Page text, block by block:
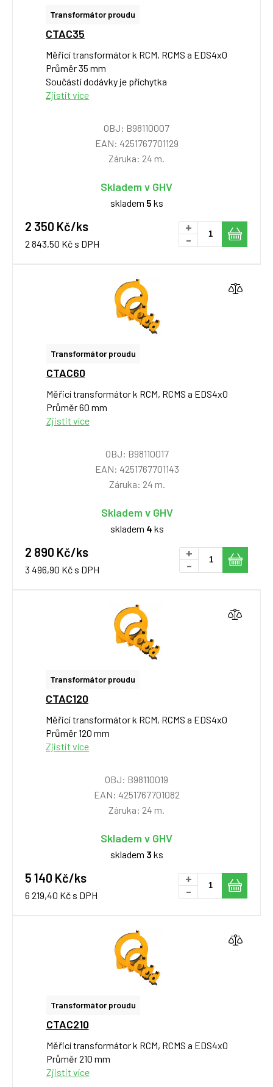
Transformátor proudu
CTAC35
Měřicí transformátor k RCM, RCMS a EDS4x0
Průměr 35 mm
Součástí dodávky je příchytka
Zjistit více
OBJ: B98110007
EAN: 4251767701129
Záruka: 24 m.
Skladem v GHV
skladem 5 ks
2 350 Kč/ks
2 843,50 Kč s DPH
+
-
Transformátor proudu
CTAC60
Měřicí transformátor k RCM, RCMS a EDS4x0
Průměr 60 mm
Zjistit více
OBJ: B98110017
EAN: 4251767701143
Záruka: 24 m.
Skladem v GHV
skladem 4 ks
2 890 Kč/ks
3 496,90 Kč s DPH
+
-
Transformátor proudu
CTAC120
Měřicí transformátor k RCM, RCMS a EDS4x0
Průměr 120 mm
Zjistit více
OBJ: B98110019
EAN: 4251767701082
Záruka: 24 m.
Skladem v GHV
skladem 3 ks
5 140 Kč/ks
6 219,40 Kč s DPH
+
-
Transformátor proudu
CTAC210
Měřicí transformátor k RCM, RCMS a EDS4x0
Průměr 210 mm
Zjistit více